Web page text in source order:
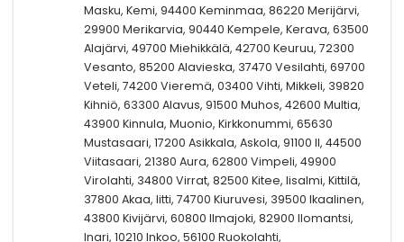
Masku, Kemi, 94400 Keminmaa, 86220 Merijärvi,
29900 Merikarvia, 90440 Kempele, Kerava, 63500
Alajärvi, 49700 Miehikkälä, 42700 Keuruu, 72300
Vesanto, 85200 Alavieska, 37470 Vesilahti, 69700
Veteli, 74200 Vieremä, 03400 Vihti, Mikkeli, 39820
Kihniö, 63300 Alavus, 91500 Muhos, 42600 Multia,
43900 Kinnula, Muonio, Kirkkonummi, 65630
Mustasaari, 17200 Asikkala, Askola, 91100 II, 44500
Viitasaari, 21380 Aura, 62800 Vimpeli, 49900
Virolahti, 34800 Virrat, 82500 Kitee, Iisalmi, Kittilä,
37800 Akaa, Iitti, 74700 Kiuruvesi, 39500 Ikaalinen,
43800 Kivijärvi, 60800 Ilmajoki, 82900 Ilomantsi,
Inari, 10210 Inkoo, 56100 Ruokolahti,